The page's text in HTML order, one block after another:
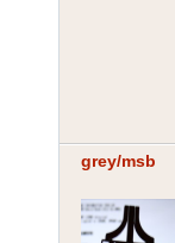
grey/msb